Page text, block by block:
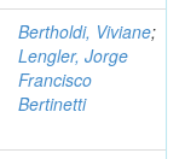
Bertholdi, Viviane;
Lengler, Jorge
Francisco
Bertinetti